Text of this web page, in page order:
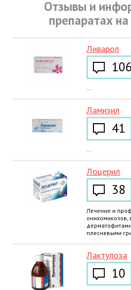
Отзывы и
препаратах
Ливарол
106
...
Ламизил
41
...
Лоцерил
38
Лечение и
онихомикозов,
плесневыми
Лактулоза
10